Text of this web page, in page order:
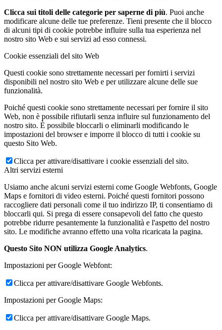
Clicca sui titoli delle categorie per saperne di più. Puoi anche
modificare alcune delle tue preferenze. Tieni presente che il blocco
di alcuni tipi di cookie potrebbe influire sulla tua esperienza nel
nostro sito Web e sui servizi ad esso connessi.
Cookie essenziali del sito Web
Questi cookie sono strettamente necessari per fornirti i servizi
disponibili nel nostro sito Web e per utilizzare alcune delle sue
funzionalità.
Poiché questi cookie sono strettamente necessari per fornire il sito
Web, non è possibile rifiutarli senza influire sul funzionamento del
nostro sito. È possibile bloccarli o eliminarli modificando le
impostazioni del browser e imporre il blocco di tutti i cookie su
questo Sito Web.
Clicca per attivare/disattivare i cookie essenziali del sito.
Altri servizi esterni
Usiamo anche alcuni servizi esterni come Google Webfonts, Google
Maps e fornitori di video esterni. Poiché questi fornitori possono
raccogliere dati personali come il tuo indirizzo IP, ti consentiamo di
bloccarli qui. Si prega di essere consapevoli del fatto che questo
potrebbe ridurre pesantemente la funzionalità e l'aspetto del nostro
sito. Le modifiche avranno effetto una volta ricaricata la pagina.
Questo Sito NON utilizza Google Analytics.
Impostazioni per Google Webfont:
Clicca per attivare/disattivare Google Webfonts.
Impostazioni per Google Maps:
Clicca per attivare/disattivare Google Maps.